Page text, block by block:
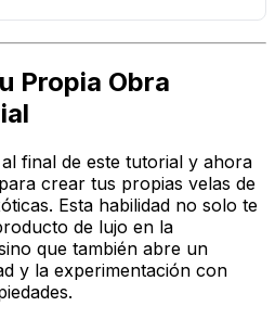
Propia Obra
al final de este tutorial y ahora
crear tus propias velas de
Esta habilidad no solo te
de lujo en la
que también abre un
y la experimentación con